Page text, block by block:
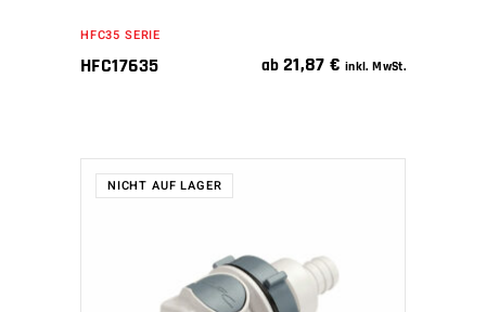
HFC35 SERIE
HFC17635 ab 21,87€ inkl. MwSt.
NICHT AUF LAGER